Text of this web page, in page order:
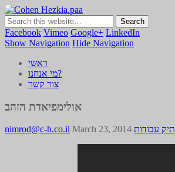
כהן חזקיה | מיתוג | תדמית | משרד פרסום
Facebook Vimeo Google+ LinkedIn
Show Navigation Hide Navigation
ראשי
מי אנחנו?
צור קשר
אולימפיאדת הזהב
nimrod@c-h.co.il March 23, 2014 תיק עבודות